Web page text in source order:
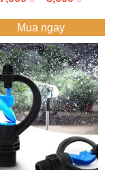
từ
đến
8,000 ₫
Mua ngay